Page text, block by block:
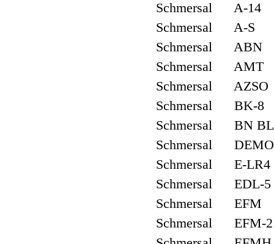
Schmersal A-14
Schmersal A-S
Schmersal ABN
Schmersal AMT
Schmersal AZSO
Schmersal BK-8
Schmersal BN
Schmersal
Schmersal E-LR4
Schmersal EDL-5
Schmersal EFM
Schmersal EFM-2